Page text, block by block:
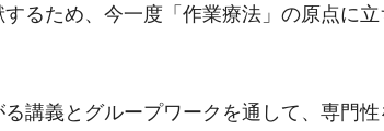
るため、今一度「作業療法」の原点に
講義とグループワークを通して、専門